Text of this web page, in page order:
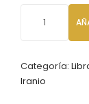
dimensiones
Islam
cantidad
Categoría:
Iranio